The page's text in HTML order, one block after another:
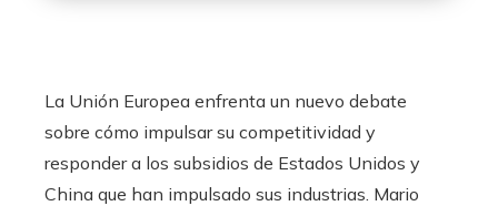
La Unión Europea enfrenta un nuevo debate
sobre cómo impulsar su competitividad y
responder a los subsidios de Estados Unidos y
China que han impulsado sus industrias. Mario